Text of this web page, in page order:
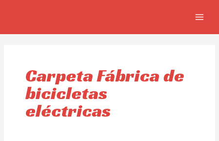
Carpeta Fábrica de
bicicletas
eléctricas